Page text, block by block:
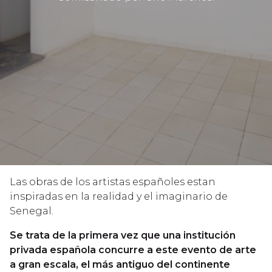
Las obras de los artistas españoles estan
inspiradas en la realidad y el imaginario de
Senegal.
Se trata de la primera vez que una institución
privada española concurre a este evento de arte
a gran escala, el más antiguo del continente